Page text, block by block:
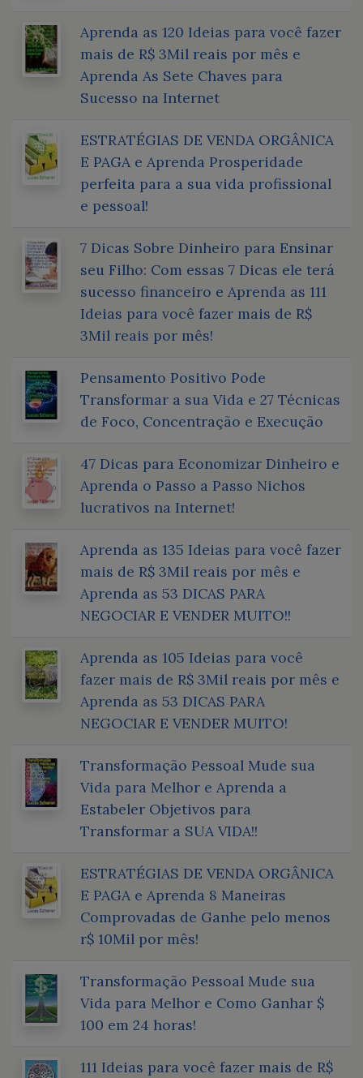
Aprenda as 120 Ideias para você fazer
mais de R$ 3Mil reais por mês e
Aprenda As Sete Chaves para
Sucesso na Internet
ESTRATÉGIAS DE VENDA ORGÂNICA
E PAGA e Aprenda Prosperidade
perfeita para a sua vida profissional
e pessoal!
7 Dicas Sobre Dinheiro para Ensinar
seu Filho: Com essas 7 Dicas ele terá
sucesso financeiro e Aprenda as 111
Ideias para você fazer mais de R$
3Mil reais por mês!
Pensamento Positivo Pode
Transformar a sua Vida e 27 Técnicas
de Foco, Concentração e Execução
47 Dicas para Economizar Dinheiro e
Aprenda o Passo a Passo Nichos
lucrativos na Internet!
Aprenda as 135 Ideias para você fazer
mais de R$ 3Mil reais por mês e
Aprenda as 53 DICAS PARA
NEGOCIAR E VENDER MUITO!!
Aprenda as 105 Ideias para você
fazer mais de R$ 3Mil reais por mês e
Aprenda as 53 DICAS PARA
NEGOCIAR E VENDER MUITO!
Transformação Pessoal Mude sua
Vida para Melhor e Aprenda a
Estabeler Objetivos para
Transformar a SUA VIDA!!
ESTRATÉGIAS DE VENDA ORGÂNICA
E PAGA e Aprenda 8 Maneiras
Comprovadas de Ganhe pelo menos
r$ 10Mil por mês!
Transformação Pessoal Mude sua
Vida para Melhor e Como Ganhar $
100 em 24 horas!
111 Ideias para você fazer mais de R$